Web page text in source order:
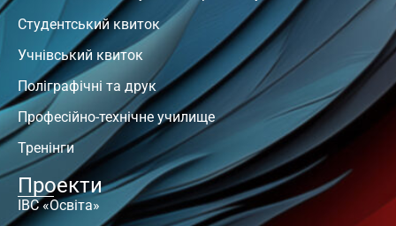
Студентський квиток
Учнівський квиток
Поліграфічні та друк
Професійно-технічне училище
Тренінги
Проекти
ІВС «Освіта»